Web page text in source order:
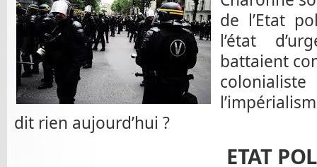
de l’Etat
l’état
battaient
dit rien aujourd’hui ?
ETAT